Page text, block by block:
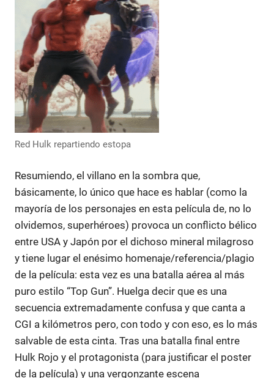
Red Hulk repartiendo estopa
Resumiendo, el villano en la sombra que,
básicamente, lo único que hace es hablar (como la
mayoría de los personajes en esta película de, no lo
olvidemos, superhéroes) provoca un conflicto bélico
entre USA y Japón por el dichoso mineral milagroso
y tiene lugar el enésimo homenaje/referencia/plagio
de la película: esta vez es una batalla aérea al más
puro estilo “Top Gun”. Huelga decir que es una
secuencia extremadamente confusa y que canta a
CGI a kilómetros pero, con todo y con eso, es lo más
salvable de esta cinta. Tras una batalla final entre
Hulk Rojo y el protagonista (para justificar el poster
de la película) y una vergonzante escena